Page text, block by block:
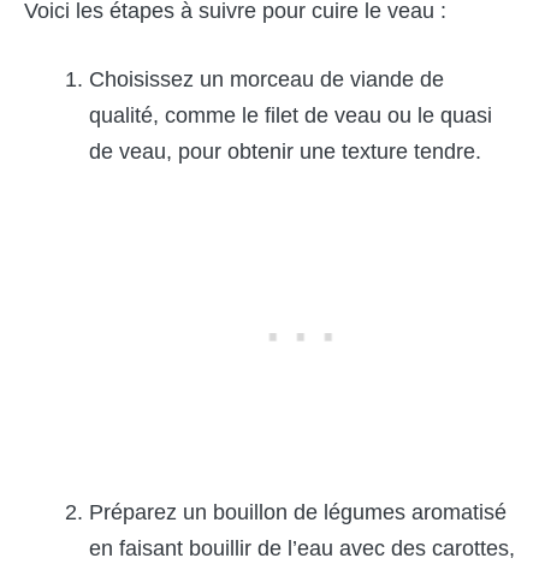
Voici les étapes à suivre pour cuire le veau :
Choisissez un morceau de viande de
qualité, comme le filet de veau ou le quasi
de veau, pour obtenir une texture tendre.
Préparez un bouillon de légumes aromatisé
en faisant bouillir de l’eau avec des carottes,